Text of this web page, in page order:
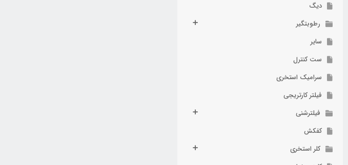
دیگ
رطوبتگیر
سایر
ست کنترل
سرامیک استخری
فیلتر کارتریجی
فیلترشنی
کفکش
کلر استخری